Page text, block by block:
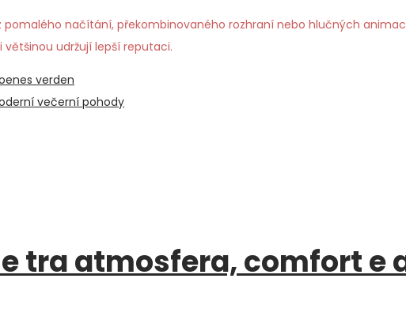
načítání, překombinovaného rozhraní nebo hlučných
většinou udržují lepší reputaci.
verden
večerní pohody
tra atmosfera, comfort e